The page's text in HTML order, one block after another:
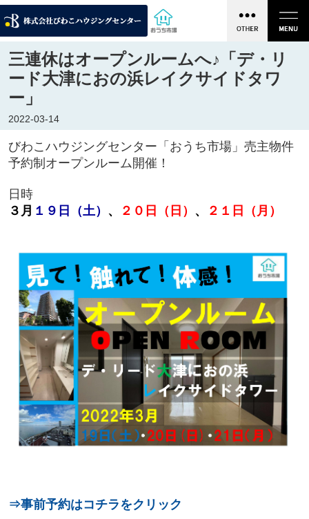
三連休はオープンルームへ♪「デ・リ
ード大津におの浜レイクサイドタワ
ー」
2022-03-14
びわこハウジングセンター「おうち市場」売主物件
予約制オープンルーム開催！
日時
３月 １９ 日（土） 、 ２０日（日） 、 ２１日（月）
⇒事前予約はコチラをクリック